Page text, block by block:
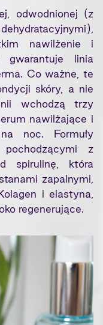
odwodnionej (z
nawilżenie i
linia
Co ważne, te
skóry, a nie
wchodzą trzy
nawilżające i
noc. Formuły
pochodzącymi z
spirulinę, która
zapalnymi,
i elastyna,
regenerujące.